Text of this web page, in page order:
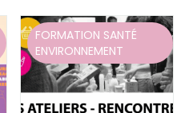
FORMATION SANTÉ
ENVIRONNEMENT